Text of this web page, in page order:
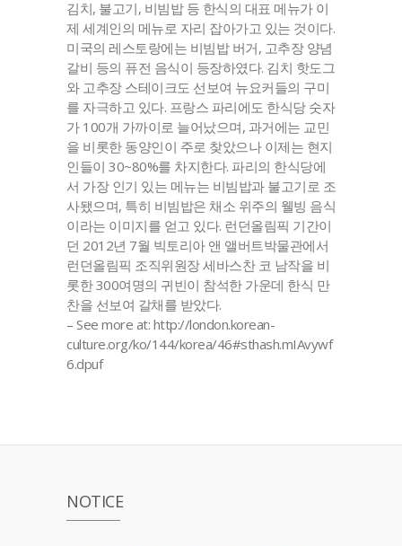
김치, 불고기, 비빔밥 등 한식의 대표 메뉴가 이
제 세계인의 메뉴로 자리 잡아가고 있는 것이다.
미국의 레스토랑에는 비빔밥 버거, 고추장 양념
갈비 등의 퓨전 음식이 등장하였다. 김치 핫도그
와 고추장 스테이크도 선보여 뉴요커들의 구미
를 자극하고 있다. 프랑스 파리에도 한식당 숫자
가 100개 가까이로 늘어났으며, 과거에는 교민
을 비롯한 동양인이 주로 찾았으나 이제는 현지
인들이 30~80%를 차지한다. 파리의 한식당에
서 가장 인기 있는 메뉴는 비빔밥과 불고기로 조
사됐으며, 특히 비빔밥은 채소 위주의 웰빙 음식
이라는 이미지를 얻고 있다. 런던올림픽 기간이
던 2012년 7월 빅토리아 앤 앨버트박물관에서
런던올림픽 조직위원장 세바스찬 코 남작을 비
롯한 300여명의 귀빈이 참석한 가운데 한식 만
찬을 선보여 갈채를 받았다.
– See more at: http://london.korean-
culture.org/ko/144/korea/46#sthash.mIAvywf
6.dpuf
NOTICE